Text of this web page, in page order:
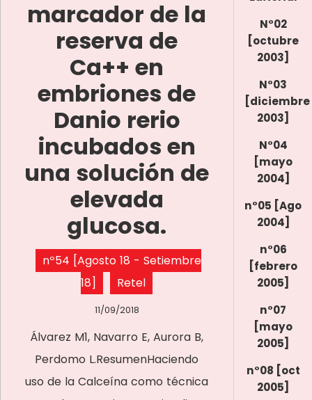
marcador de la
reserva de
Ca++ en
embriones de
Danio rerio
incubados en
una solución de
elevada
glucosa.
nº54 [Agosto 18 - Setiembre
18]
Retel
11/09/2018
Álvarez M1, Navarro E, Aurora B,
Perdomo L.ResumenHaciendo
uso de la Calceína como técnica
N°02
[octubre
2003]
N°03
[diciembre
2003]
N°04
[mayo
2004]
n°05 [Ago
2004]
n°06
[febrero
2005]
n°07
[mayo
2005]
n°08 [oct
2005]